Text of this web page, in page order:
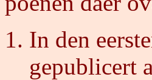
In den
gepublicert